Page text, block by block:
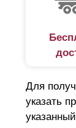
Для
указать